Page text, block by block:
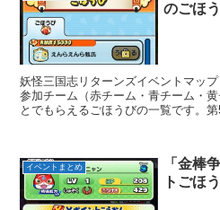
のごほ
妖怪三国志リターンズイベントマッ
参加チーム（赤チーム・青チーム・
とでもらえるごほうびの一覧です。第
イベントまとめ
「金棒
トごほ